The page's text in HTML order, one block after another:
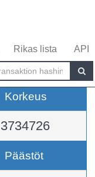
Rikas lista API
Korkeus
3734726
Päästöt